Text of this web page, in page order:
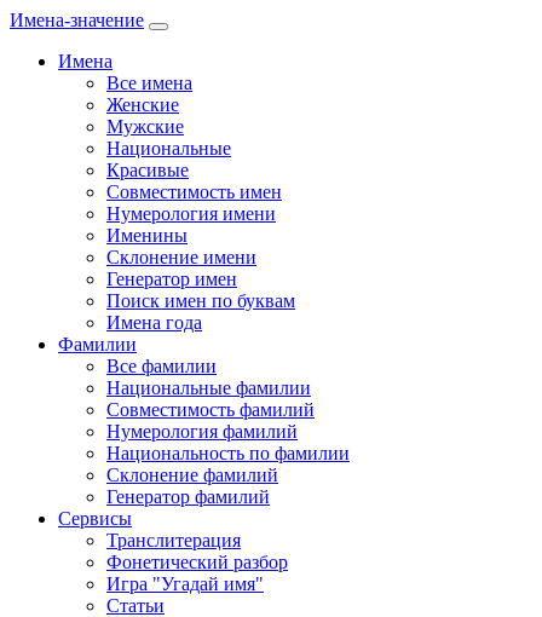
Имена-значение
Имена
Все имена
Женские
Мужские
Национальные
Красивые
Совместимость имен
Нумерология имени
Именины
Склонение имени
Генератор имен
Поиск имен по буквам
Имена года
Фамилии
Все фамилии
Национальные фамилии
Совместимость фамилий
Нумерология фамилий
Национальность по фамилии
Склонение фамилий
Генератор фамилий
Сервисы
Транслитерация
Фонетический разбор
Игра "Угадай имя"
Статьи